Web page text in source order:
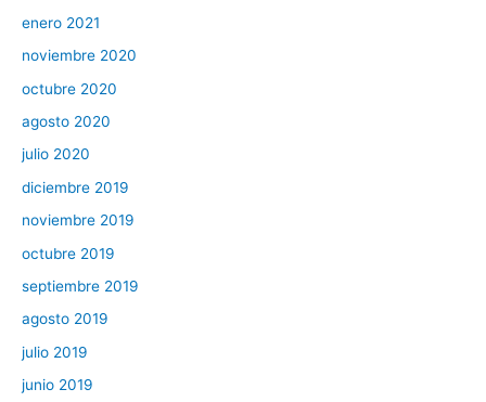
enero 2021
noviembre 2020
octubre 2020
agosto 2020
julio 2020
diciembre 2019
noviembre 2019
octubre 2019
septiembre 2019
agosto 2019
julio 2019
junio 2019